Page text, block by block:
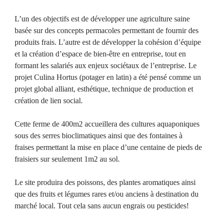
L’un des objectifs est de développer une agriculture saine
basée sur des concepts permacoles permettant de fournir des
produits frais. L’autre est de développer la cohésion d’équipe
et la création d’espace de bien-être en entreprise, tout en
formant les salariés aux enjeux sociétaux de l’entreprise. Le
projet Culina Hortus (potager en latin) a été pensé comme un
projet global alliant, esthétique, technique de production et
création de lien social.
Cette ferme de 400m2 accueillera des cultures aquaponiques
sous des serres bioclimatiques ainsi que des fontaines à
fraises permettant la mise en place d’une centaine de pieds de
fraisiers sur seulement 1m2 au sol.
Le site produira des poissons, des plantes aromatiques ainsi
que des fruits et légumes rares et/ou anciens à destination du
marché local. Tout cela sans aucun engrais ou pesticides!